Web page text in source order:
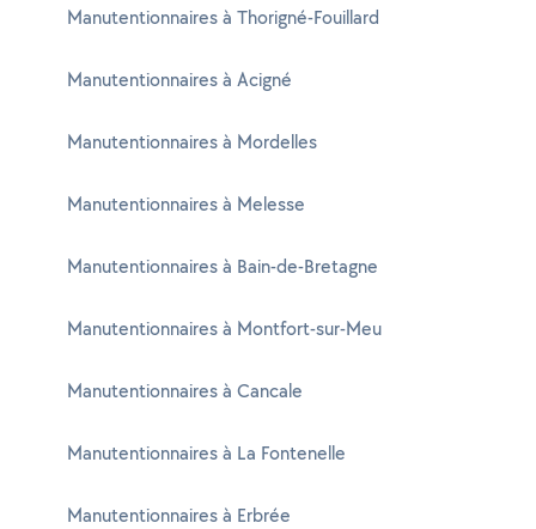
Manutentionnaires à Thorigné-Fouillard
Manutentionnaires à Acigné
Manutentionnaires à Mordelles
Manutentionnaires à Melesse
Manutentionnaires à Bain-de-Bretagne
Manutentionnaires à Montfort-sur-Meu
Manutentionnaires à Cancale
Manutentionnaires à La Fontenelle
Manutentionnaires à Erbrée